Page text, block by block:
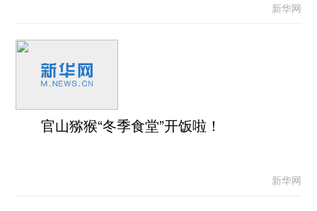
新华网
官山猕猴“冬季食堂”开饭啦！
新华网